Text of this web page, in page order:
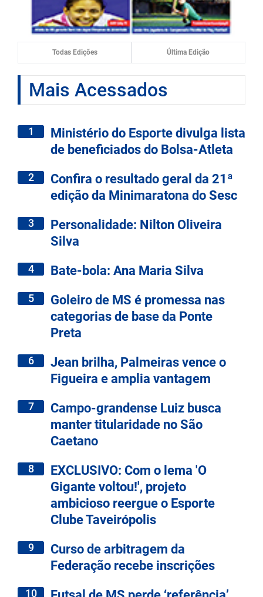
Todas Edições Última Edição
Mais Acessados
1
Ministério do Esporte divulga lista
de beneficiados do Bolsa-Atleta
2
Confira o resultado geral da 21ª
edição da Minimaratona do Sesc
3
Personalidade: Nilton Oliveira
Silva
4 Bate-bola: Ana Maria Silva
5
Goleiro de MS é promessa nas
categorias de base da Ponte
Preta
6
Jean brilha, Palmeiras vence o
Figueira e amplia vantagem
7
Campo-grandense Luiz busca
manter titularidade no São
Caetano
8
EXCLUSIVO: Com o lema 'O
Gigante voltou!', projeto
ambicioso reergue o Esporte
Clube Taveirópolis
9
Curso de arbitragem da
Federação recebe inscrições
10